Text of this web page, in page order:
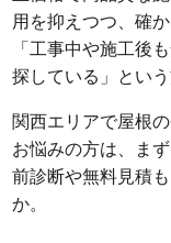
用を抑えつつ、確
「工事中や施工後
探している」とい
関西エリアで屋根
お悩みの方は、ま
前診断や無料見積
か。